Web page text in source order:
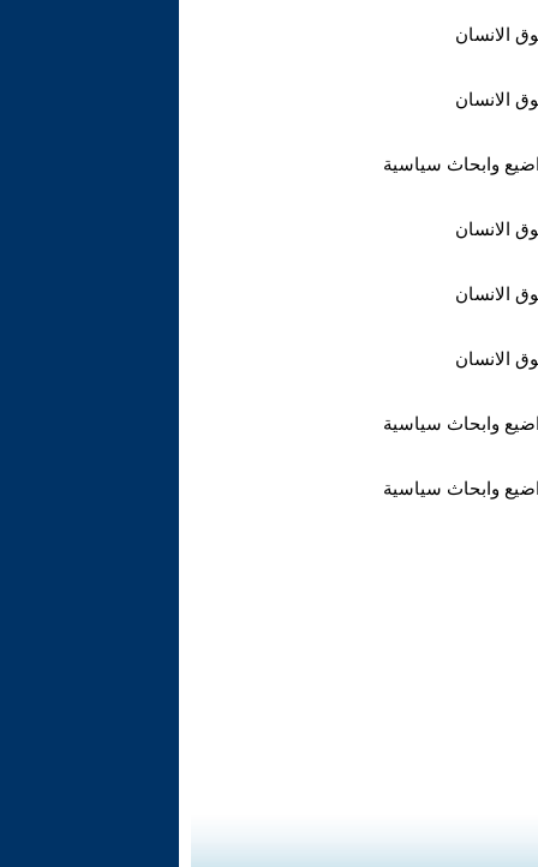
الانسان
الانسان
وابحاث سياسية
الانسان
الانسان
الانسان
وابحاث سياسية
وابحاث سياسية